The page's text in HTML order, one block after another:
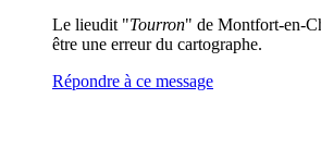
Le lieudit "Tourron" de Montfort-en-
être une erreur du cartographe.
Répondre à ce message